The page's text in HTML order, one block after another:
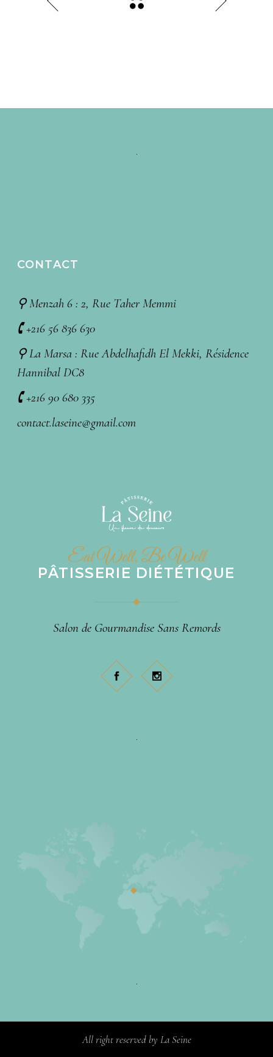
CONTACT
⚲ Menzah 6 : 2, Rue Taher Memmi
🕻 +216 56 836 630
⚲ La Marsa : Rue Abdelhafidh El Mekki, Résidence
Hannibal DC8
🕻 +216 90 680 335
contact.laseine@gmail.com
Eat Well, Be Well
PÂTISSERIE DIÉTÉTIQUE
Salon de Gourmandise Sans Remords
All right reserved by La Seine